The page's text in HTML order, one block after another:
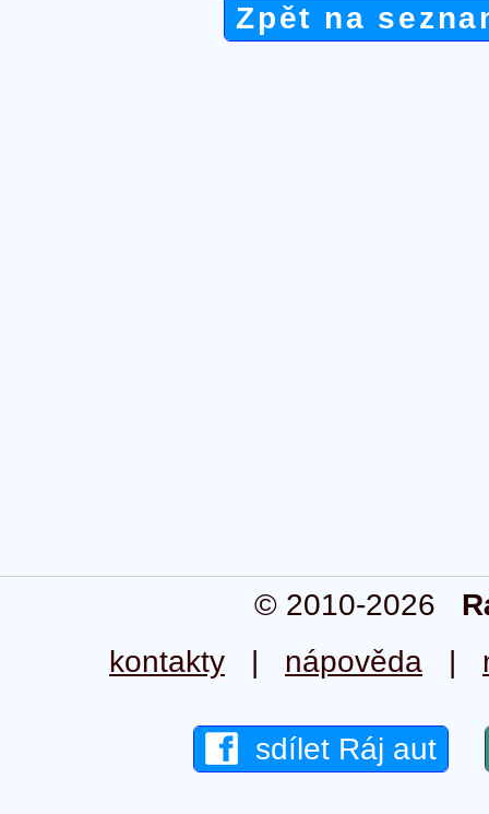
Zpět na
© 2010-2026
kontakty | nápověda |
sdílet Ráj aut